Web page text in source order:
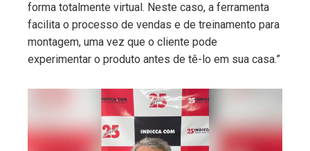
forma totalmente virtual. Neste caso, a ferramenta
facilita o processo de vendas e de treinamento para
montagem, uma vez que o cliente pode
experimentar o produto antes de tê-lo em sua casa.”